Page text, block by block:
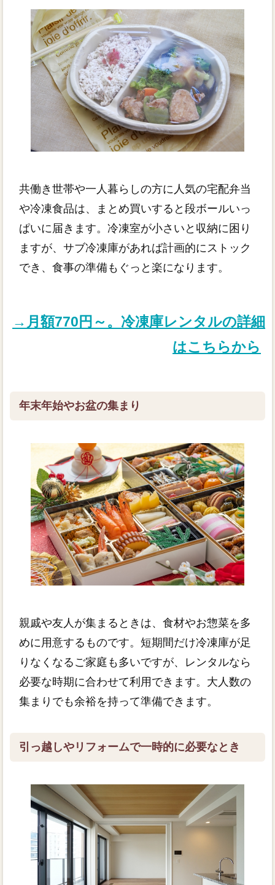
共働き世帯や一人暮らしの方に人気の宅配弁当
や冷凍食品は、まとめ買いすると段ボールいっ
ぱいに届きます。冷凍室が小さいと収納に困り
ますが、サブ冷凍庫があれば計画的にストック
でき、食事の準備もぐっと楽になります。
→月額770円～。冷凍庫レンタルの詳細
はこちらから
年末年始やお盆の集まり
親戚や友人が集まるときは、食材やお惣菜を多
めに用意するものです。短期間だけ冷凍庫が足
りなくなるご家庭も多いですが、レンタルなら
必要な時期に合わせて利用できます。大人数の
集まりでも余裕を持って準備できます。
引っ越しやリフォームで一時的に必要なとき